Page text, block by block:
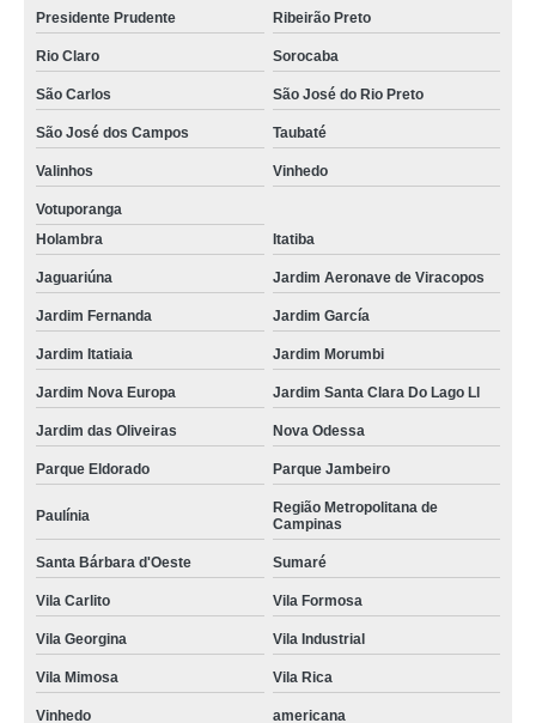
Presidente Prudente Ribeirão Preto
Rio Claro Sorocaba
São Carlos São José do Rio Preto
São José dos Campos Taubaté
Valinhos Vinhedo
Votuporanga
Holambra
Itatiba
Jaguariúna Jardim Aeronave de Viracopos
Jardim Fernanda Jardim García
Jardim Itatiaia Jardim Morumbi
Jardim Nova Europa Jardim Santa Clara Do Lago Ll
Jardim das Oliveiras Nova Odessa
Parque Eldorado Parque Jambeiro
Paulínia
Região Metropolitana de
Campinas
Santa Bárbara d'Oeste Sumaré
Vila Carlito Vila Formosa
Vila Georgina Vila Industrial
Vila Mimosa Vila Rica
Vinhedo
americana